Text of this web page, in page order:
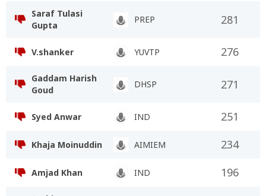
Saraf Tulasi
Gupta
PREP 281
V.shanker YUVTP 276
Gaddam Harish
Goud
DHSP 271
Syed Anwar IND 251
Khaja Moinuddin AIMIEM 234
Amjad Khan IND 196